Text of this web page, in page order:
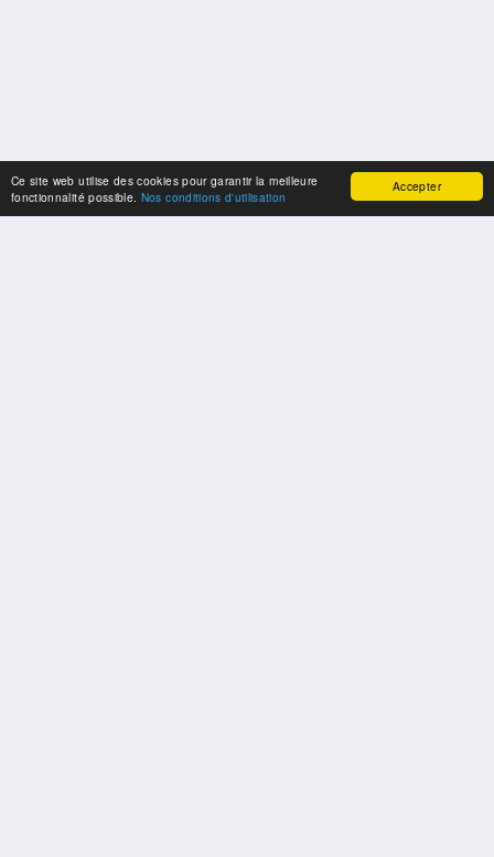
Accepter
Ce site web utilise des cookies pour garantir la meilleure
fonctionnalité possible. Nos conditions d'utilisation